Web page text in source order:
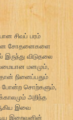
சிவப் பரம்
சோதனைகளை
விடுதலை
மனமும்,
நினைப்பதும்
போன்ற சொற்களும்,
அறிந்த
இவை
இறைவனின்